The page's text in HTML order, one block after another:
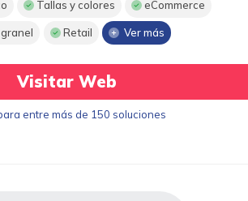
Tallas y colores eCommerce
Retail Ver más
Visitar Web
entre más de 150 soluciones